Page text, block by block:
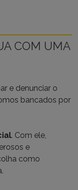
COM UMA
e denunciar o
bancados por
. Com ele,
e
como